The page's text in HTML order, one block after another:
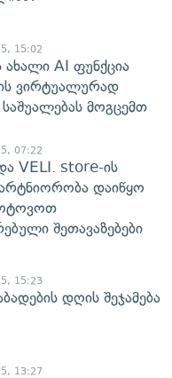
15:02
ახალი AI ფუნქცია
ვირტუალურად
საშუალებას მოგცემთ
07:22
VELI. store-ის
დაიწყო
შეთავაზებები
15:23
დღის შეჯამება
13:27